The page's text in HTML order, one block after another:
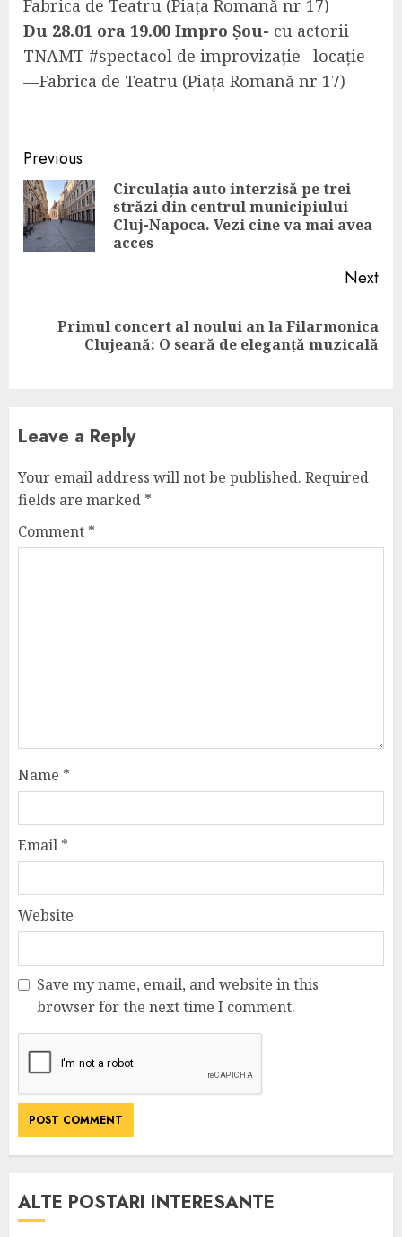
Fabrica de Teatru (Piața Romană nr 17)
Du 28.01 ora 19.00 Impro Șou- cu actorii
TNAMT #spectacol de improvizație –locație
—Fabrica de Teatru (Piața Romană nr 17)
Continue
Reading
Previous
Circulația auto interzisă pe trei
străzi din centrul municipiului
Cluj-Napoca. Vezi cine va mai avea
acces
Next
NextPrimul concert al noului an la Filarmonica
Clujeană: O seară de eleganță muzicală
Leave a Reply
Your email address will not be published. Required
fields are marked *
Comment *
Name *
Email *
Website
Save my name, email, and website in this
browser for the next time I comment.
ALTE POSTARI INTERESANTE